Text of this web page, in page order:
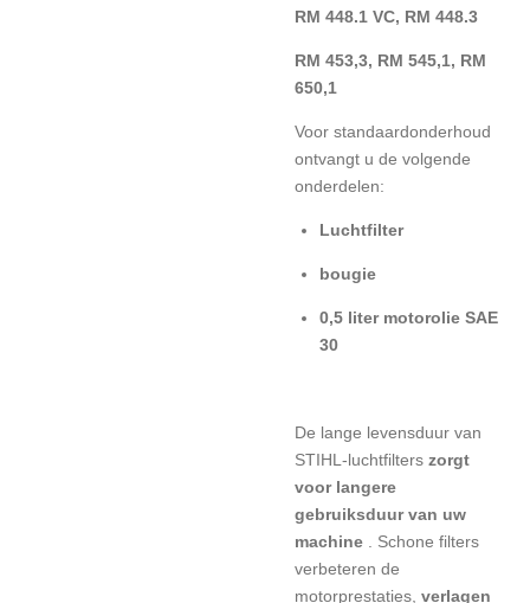
RM 448.1 VC, RM 448.3
RM 453,3, RM 545,1, RM
650,1
Voor standaardonderhoud
ontvangt u de volgende
onderdelen:
Luchtfilter
bougie
0,5 liter motorolie SAE
30
De lange levensduur van
STIHL-luchtfilters zorgt
voor langere
gebruiksduur van uw
machine
. Schone filters
verbeteren de
motorprestaties, verlagen